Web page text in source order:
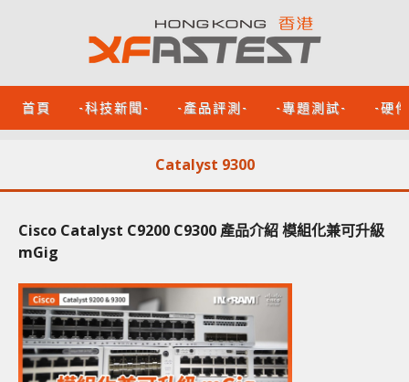
首頁 -科技新聞- -產品評測- -專題測試- -硬
Catalyst 9300
Cisco Catalyst C9200 C9300 產品介紹 模組化兼可升級
mGig